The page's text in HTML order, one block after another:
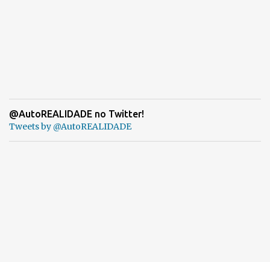
@AutoREALIDADE no Twitter!
Tweets by @AutoREALIDADE